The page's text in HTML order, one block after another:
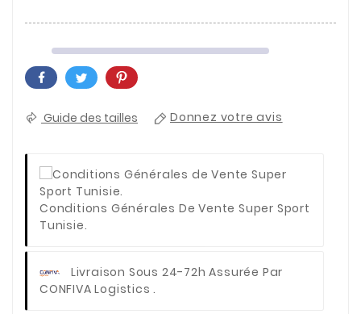
Guide des tailles Donnez votre avis
Conditions Générales De Vente Super Sport
Tunisie.
Livraison Sous 24-72h Assurée Par
CONFIVA Logistics .